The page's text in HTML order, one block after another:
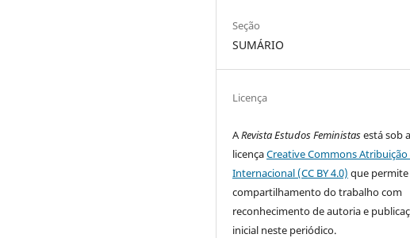
Seção
SUMÁRIO
Licença
ARevista Estudos Feministasestá sob a
licençaCreative Commons Atribuição
Internacional (CC BY 4.0) que
compartilhamento do trabalho com
reconhecimento de autoria e
inicial neste periódico.